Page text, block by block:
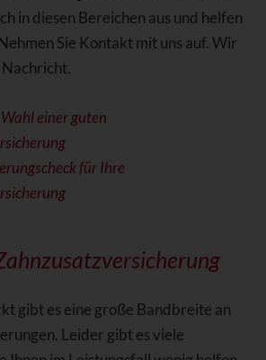
in diesen Bereichen aus und helfen
Sie Kontakt mit uns auf. Wir
einer guten
für Ihre
gibt es eine große Bandbreite an
Leider gibt es viele